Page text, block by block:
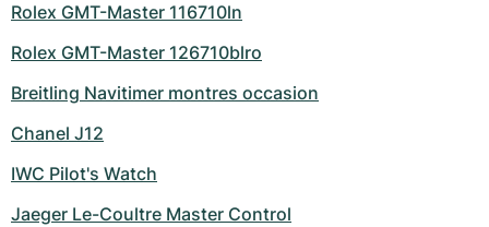
Rolex GMT-Master 116710ln
Rolex GMT-Master 126710blro
Breitling Navitimer montres occasion
Chanel J12
IWC Pilot's Watch
Jaeger Le-Coultre Master Control